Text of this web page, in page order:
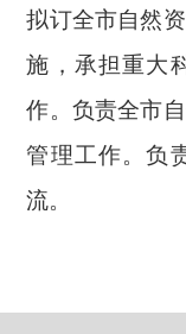
拟订全市自然
施 ， 承担重大
作。负责全市
管理工作。负
流。